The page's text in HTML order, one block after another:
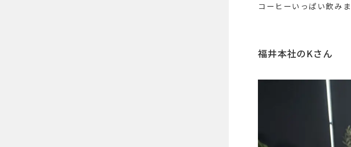
コーヒーいっぱい飲みま
福井本社のKさん